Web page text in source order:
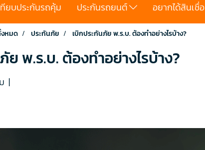
ทียบประกันรถคุ้ม ประกันรถยนต์ อยากได้สินเชื่อ
หมด ประกันภัย เบิกประกันภัย พ.ร.บ. ต้องทำอย่างไรบ้าง?
ย พ.ร.บ. ต้องทำอย่างไรบ้าง?
|